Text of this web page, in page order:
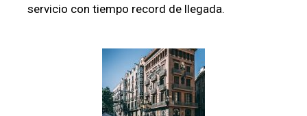
servicio con tiempo record de llegada.